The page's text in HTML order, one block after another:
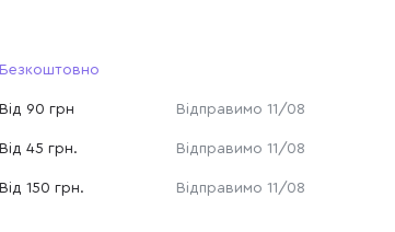
Безкоштовно
Від 90 грн Відправимо 11/08
Від 45 грн. Відправимо 11/08
Від 150 грн. Відправимо 11/08